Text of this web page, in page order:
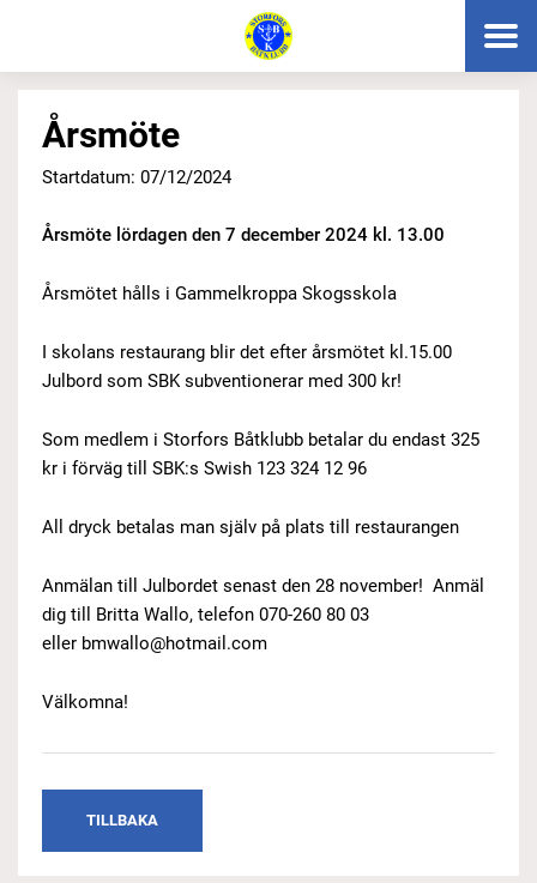
Årsmöte
Startdatum: 07/12/2024
Årsmöte lördagen den 7 december 2024 kl. 13.00
Årsmötet hålls i Gammelkroppa Skogsskola
I skolans restaurang blir det efter årsmötet kl.15.00
Julbord som SBK subventionerar med 300 kr!
Som medlem i Storfors Båtklubb betalar du endast 325
kr i förväg till SBK:s Swish 123 324 12 96
All dryck betalas man själv på plats till restaurangen
Anmälan till Julbordet senast den 28 november! Anmäl
dig till Britta Wallo, telefon 070-260 80 03
eller bmwallo@hotmail.com
Välkomna!
TILLBAKA